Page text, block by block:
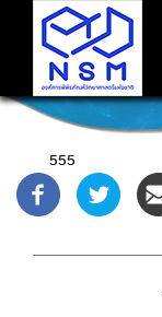
555